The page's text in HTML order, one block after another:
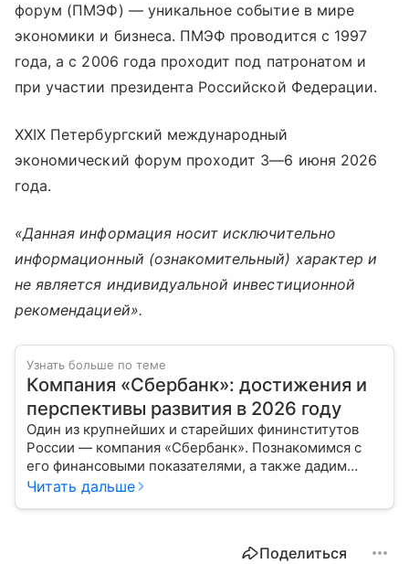
форум (ПМЭФ) — уникальное событие в мире
экономики и бизнеса. ПМЭФ проводится с 1997
года, а с 2006 года проходит под патронатом и
при участии президента Российской Федерации.
XXIX Петербургский международный
экономический форум проходит 3—6 июня 2026
года.
«Данная информация носит исключительно
информационный (ознакомительный) характер и
не является индивидуальной инвестиционной
рекомендацией».
Узнать больше по теме
Компания «Сбербанк»: достижения и
перспективы развития в 2026 году
Один из крупнейших и старейших фининститутов
России — компания «Сбербанк». Познакомимся с
его финансовыми показателями, а также дадим
прогноз эксперта о стоимости акций в 2026 году.
Читать дальше
Поделиться